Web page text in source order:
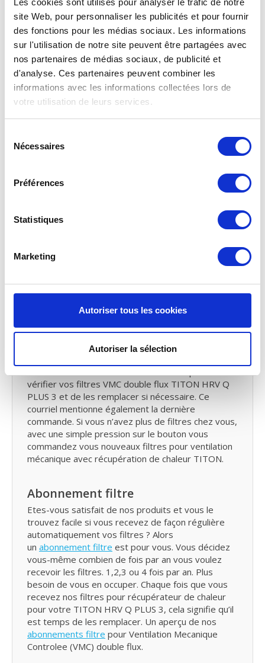
Les cookies sont utilisés pour analyser le trafic de notre
site Web, pour personnaliser les publicités et pour fournir
des fonctions pour les médias sociaux. Les informations
sur l'utilisation de notre site peuvent être partagées avec
nos partenaires de médias sociaux, de publicité et
d'analyse. Ces partenaires peuvent combiner les
informations avec les informations collectées lors de
votre utilisation de leurs services.
Nécessaires
Préférences
Statistiques
Marketing
Autoriser tous les cookies
Autoriser la sélection
vous-même dans votre ventilation mécanique avec
récupération de chaleur. Consultez
notre manuelpour remplacer votre filtre pour
ventilation mécanique avec récupération de chaleur.
Vous pouvez également faire un petit entretien
vous-même en traitant votre systèmede
probiotiquesentre temps.
Qualité G4 pour le prix G3
capture des filtres G3, selon les normes prescrites
une efficacité plus élevée et capturent donc plus de
saletés que prescrit par la norme. Vous êtes donc
compétitif. Pour tout savoir sur
les classes et les
Manuel TITON HRV Q PLUS 35
Vous avez perdule manueldu TITON HRV Q PLUS
3 Vous pouvez télécharger le manuel d’installation
Système VMC Double flux.
Service de rappel
vérifier vos filtres VMC double flux TITON HRV Q
PLUS 3 et de les remplacer si nécessaire. Ce
courriel mentionne également la dernière
commande. Si vous n’avez plus de filtres chez vous,
avec une simple pression sur le bouton vous
commandez vous nouveaux filtres pour ventilation
mécanique avec récupération de chaleur TITON.
Abonnement filtre
Etes-vous satisfait de nos produits et vous le
trouvez facile si vous recevez de façon régulière
automatiquement vos filtres ? Alors
un abonnement filtre est pour vous. Vous décidez
vous-même combien de fois par an vous voulez
recevoir les filtres. 1,2,3 ou 4 fois par an. Plus
besoin de vous en occuper. Chaque fois que vous
recevez nos filtres pour récupérateur de chaleur
pour votre TITON HRV Q PLUS 3, cela signifie qu’il
est temps de les remplacer. Un aperçu de nos
abonnements filtre pour Ventilation Mecanique
Controlee (VMC) double flux.